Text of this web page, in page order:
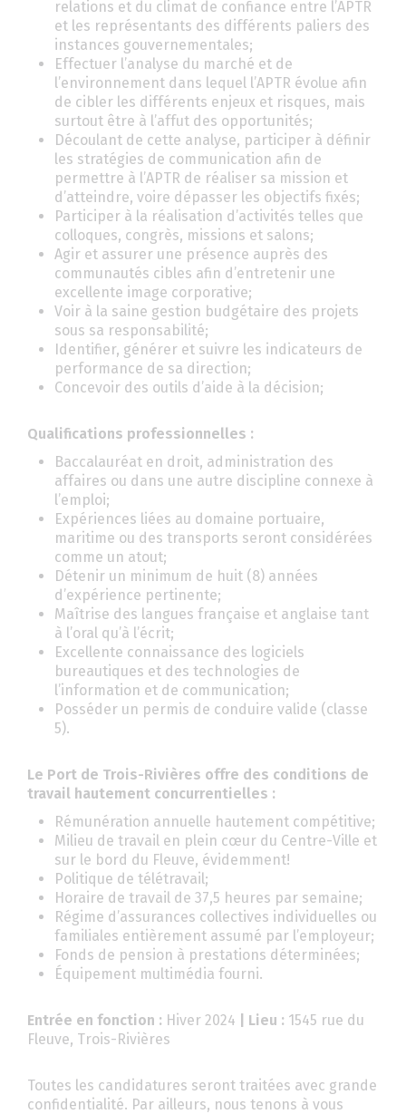
relations et du climat de confiance entre l’APTR
et les représentants des différents paliers des
instances gouvernementales;
Effectuer l’analyse du marché et de
l’environnement dans lequel l’APTR évolue afin
de cibler les différents enjeux et risques, mais
surtout être à l’affut des opportunités;
Découlant de cette analyse, participer à définir
les stratégies de communication afin de
permettre à l’APTR de réaliser sa mission et
d’atteindre, voire dépasser les objectifs fixés;
Participer à la réalisation d’activités telles que
colloques, congrès, missions et salons;
Agir et assurer une présence auprès des
communautés cibles afin d’entretenir une
excellente image corporative;
Voir à la saine gestion budgétaire des projets
sous sa responsabilité;
Identifier, générer et suivre les indicateurs de
performance de sa direction;
Concevoir des outils d’aide à la décision;
Qualifications professionnelles :
Baccalauréat en droit, administration des
affaires ou dans une autre discipline connexe à
l’emploi;
Expériences liées au domaine portuaire,
maritime ou des transports seront considérées
comme un atout;
Détenir un minimum de huit (8) années
d’expérience pertinente;
Maîtrise des langues française et anglaise tant
à l’oral qu’à l’écrit;
Excellente connaissance des logiciels
bureautiques et des technologies de
l’information et de communication;
Posséder un permis de conduire valide (classe
5).
Le Port de Trois-Rivières offre des conditions de
travail hautement concurrentielles :
Rémunération annuelle hautement compétitive;
Milieu de travail en plein cœur du Centre-Ville et
sur le bord du Fleuve, évidemment!
Politique de télétravail;
Horaire de travail de 37,5 heures par semaine;
Régime d’assurances collectives individuelles ou
familiales entièrement assumé par l’employeur;
Fonds de pension à prestations déterminées;
Équipement multimédia fourni.
Entrée en fonction : Hiver 2024 | Lieu : 1545 rue du
Fleuve, Trois-Rivières
Toutes les candidatures seront traitées avec grande
confidentialité. Par ailleurs, nous tenons à vous